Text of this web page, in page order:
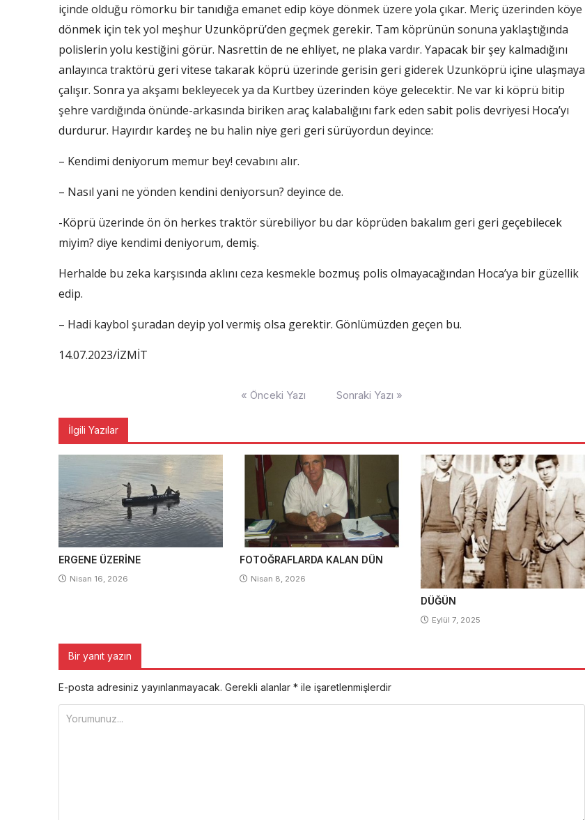
içinde olduğu römorku bir tanıdığa emanet edip köye dönmek üzere yola çıkar. Meriç üzerinden köye
dönmek için tek yol meşhur Uzunköprü’den geçmek gerekir. Tam köprünün sonuna yaklaştığında
polislerin yolu kestiğini görür. Nasrettin de ne ehliyet, ne plaka vardır. Yapacak bir şey kalmadığını
anlayınca traktörü geri vitese takarak köprü üzerinde gerisin geri giderek Uzunköprü içine ulaşmaya
çalışır. Sonra ya akşamı bekleyecek ya da Kurtbey üzerinden köye gelecektir. Ne var ki köprü bitip
şehre vardığında önünde-arkasında biriken araç kalabalığını fark eden sabit polis devriyesi Hoca’yı
durdurur. Hayırdır kardeş ne bu halin niye geri geri sürüyordun deyince:
– Kendimi deniyorum memur bey! cevabını alır.
– Nasıl yani ne yönden kendini deniyorsun? deyince de.
-Köprü üzerinde ön ön herkes traktör sürebiliyor bu dar köprüden bakalım geri geri geçebilecek
miyim? diye kendimi deniyorum, demiş.
Herhalde bu zeka karşısında aklını ceza kesmekle bozmuş polis olmayacağından Hoca’ya bir güzellik
edip.
– Hadi kaybol şuradan deyip yol vermiş olsa gerektir. Gönlümüzden geçen bu.
14.07.2023/İZMİT
« Önceki Yazı Sonraki Yazı »
İlgili Yazılar
ERGENE ÜZERİNE
Nisan 16, 2026
FOTOĞRAFLARDA KALAN DÜN
Nisan 8, 2026
DÜĞÜN
Eylül 7, 2025
Bir yanıt yazın
E-posta adresiniz yayınlanmayacak. Gerekli alanlar * ile işaretlenmişlerdir